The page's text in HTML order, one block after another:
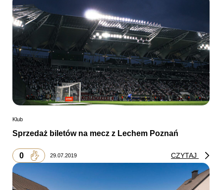
Klub
Sprzedaż biletów na mecz z Lechem Poznań
0 29.07.2019 CZYTAJ